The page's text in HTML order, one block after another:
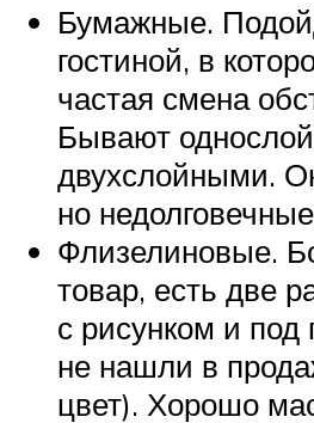
Бумажные.
гостиной, в
частая смена
Бывают
двухслойными.
но
Флизелиновые.
товар, есть две
с рисунком и под
не нашли в
цвет). Хорошо